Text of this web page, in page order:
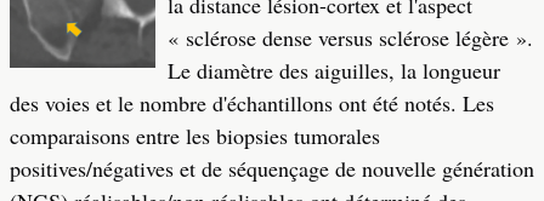
« sclérose dense versus sclérose légère ».
Le diamètre des aiguilles, la longueur
des voies et le nombre d'échantillons ont été notés. Les
comparaisons entre les biopsies tumorales
positives/négatives et de séquençage de nouvelle génération